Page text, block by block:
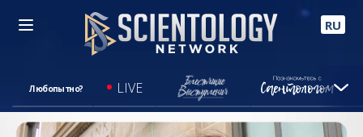
RU
Любопытно? LIVE